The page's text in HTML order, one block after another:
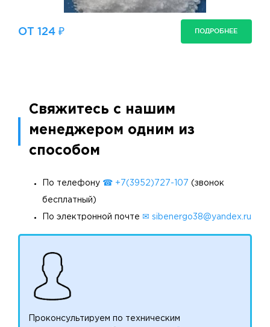
ОТ 124 ₽ ПОДРОБНЕЕ
Свяжитесь с нашим
менеджером одним из
способом
По телефону ☎ +7(3952)727-107 (звонок
бесплатный)
По электронной почте ✉ sibenergo38@yandex.ru
Проконсультируем по техническим